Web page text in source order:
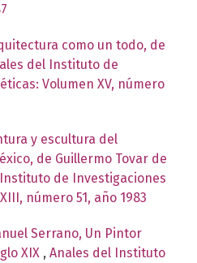
como un todo, de
del Instituto de
Volumen XV, número
y escultura del
de Guillermo Tovar de
de Investigaciones
número 51, año 1983
Serrano, Un Pintor
XIX , Anales del Instituto